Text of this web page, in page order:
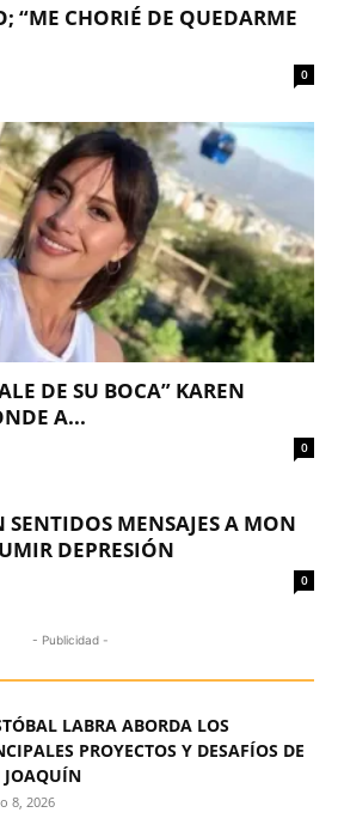
“ME CHORIÉ DE QUEDARME
0
DE SU BOCA” KAREN
A...
0
SENTIDOS MENSAJES A MON
DEPRESIÓN
0
- Publicidad -
LABRA ABORDA LOS
PROYECTOS Y DESAFÍOS DE
JOAQUÍN
8, 2026